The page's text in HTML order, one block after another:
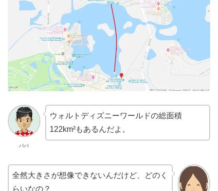
パパ
ウォルトディズニーワールドの総面積
122km²もあるんだよ。
全然大きさが想像できないんだけど、どのく
らいなの？